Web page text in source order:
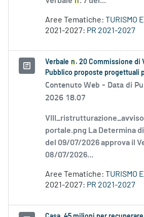
Aree Tematiche: TURISMO
2021-2027: PR 2021-2027
Verbale n . 20 Commissione di
Pubblico proposte progettuali
Contenuto Web - Data di
2026 18.07
portale.png La Determina
del 09/07/2026 approva il
08/07/2026...
Aree Tematiche: TURISMO
2021-2027: PR 2021-2027